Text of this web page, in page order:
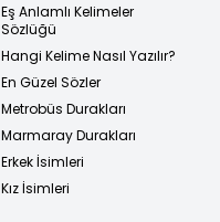
Eş Anlamlı Kelimeler
Sözlüğü
Hangi Kelime Nasıl Yazılır?
En Güzel Sözler
Metrobüs Durakları
Marmaray Durakları
Erkek İsimleri
Kız İsimleri